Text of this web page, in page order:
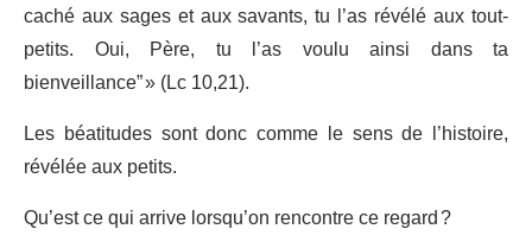
caché aux sages et aux savants, tu l’as révélé aux tout-
petits. Oui, Père, tu l’as voulu ainsi dans ta
bienveillance” » (Lc 10,21).
Les béatitudes sont donc comme le sens de l’histoire,
révélée aux petits.
Qu’est ce qui arrive lorsqu’on rencontre ce regard ?